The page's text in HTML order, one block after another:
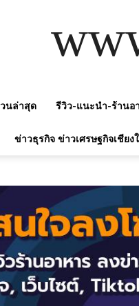
นล่าสุด รีวิว-แนะนำ-ร้านอ
ข่าวธุรกิจ ข่าวเศรษฐกิจเชียง